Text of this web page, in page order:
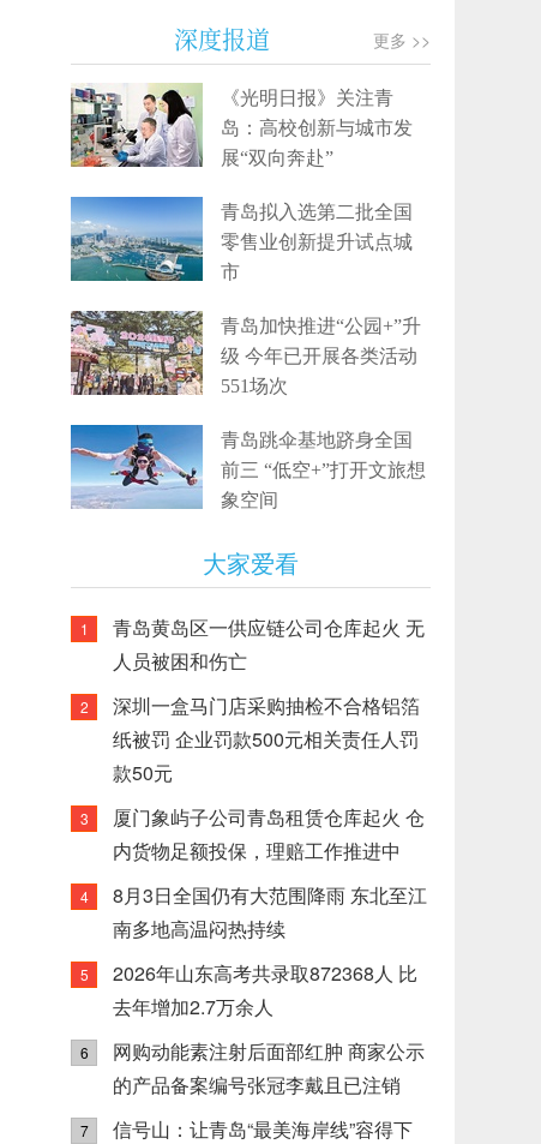
深度报道 更多 >>
《光明日报》关注青
岛：高校创新与城市发
展“双向奔赴”
青岛拟入选第二批全国
零售业创新提升试点城
市
青岛加快推进“公园+”升
级 今年已开展各类活动
551场次
青岛跳伞基地跻身全国
前三 “低空+”打开文旅想
象空间
大家爱看
1
青岛黄岛区一供应链公司仓库起火 无
人员被困和伤亡
2
深圳一盒马门店采购抽检不合格铝箔
纸被罚 企业罚款500元相关责任人罚
款50元
3
厦门象屿子公司青岛租赁仓库起火 仓
内货物足额投保，理赔工作推进中
4
8月3日全国仍有大范围降雨 东北至江
南多地高温闷热持续
5
2026年山东高考共录取872368人 比
去年增加2.7万余人
6
网购动能素注射后面部红肿 商家公示
的产品备案编号张冠李戴且已注销
7
信号山：让青岛“最美海岸线”容得下